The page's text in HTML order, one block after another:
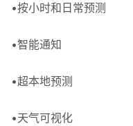
•按小时和日常预测
•智能通知
•超本地预测
•天气可视化